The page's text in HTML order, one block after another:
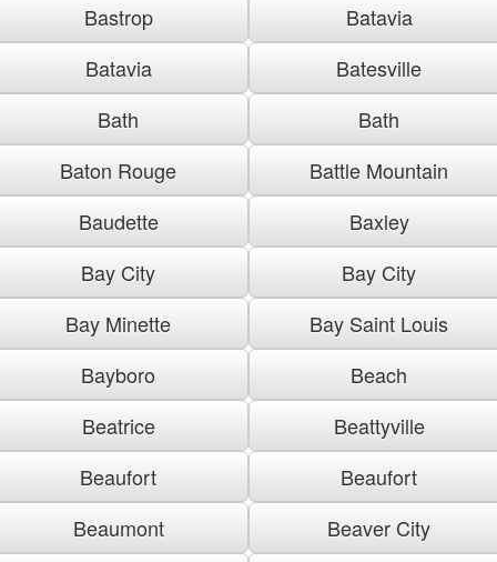
Bastrop
Batavia
Batavia
Batesville
Bath
Bath
Baton Rouge
Battle Mountain
Baudette
Baxley
Bay City
Bay City
Bay Minette
Bay Saint Louis
Bayboro
Beach
Beatrice
Beattyville
Beaufort
Beaufort
Beaumont
Beaver City